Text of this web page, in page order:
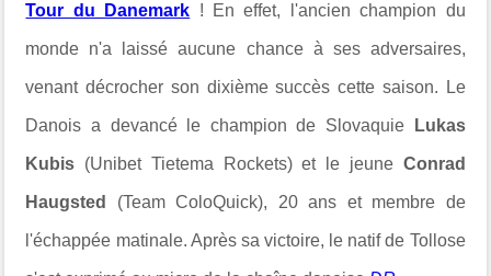
Tour du Danemark ! En effet, l'ancien champion du
monde n'a laissé aucune chance à ses adversaires,
venant décrocher son dixième succès cette saison. Le
Danois a devancé le champion de Slovaquie Lukas
Kubis (Unibet Tietema Rockets) et le jeune Conrad
Haugsted (Team ColoQuick), 20 ans et membre de
l'échappée matinale. Après sa victoire, le natif de Tollose